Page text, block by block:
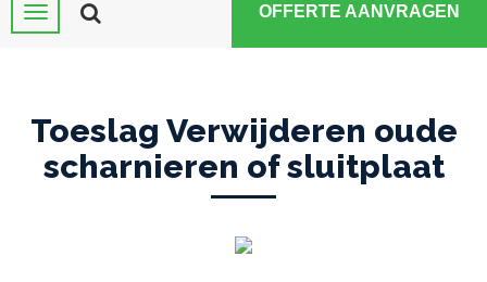
OFFERTE AANVRAGEN
Toeslag Verwijderen oude
scharnieren of sluitplaat